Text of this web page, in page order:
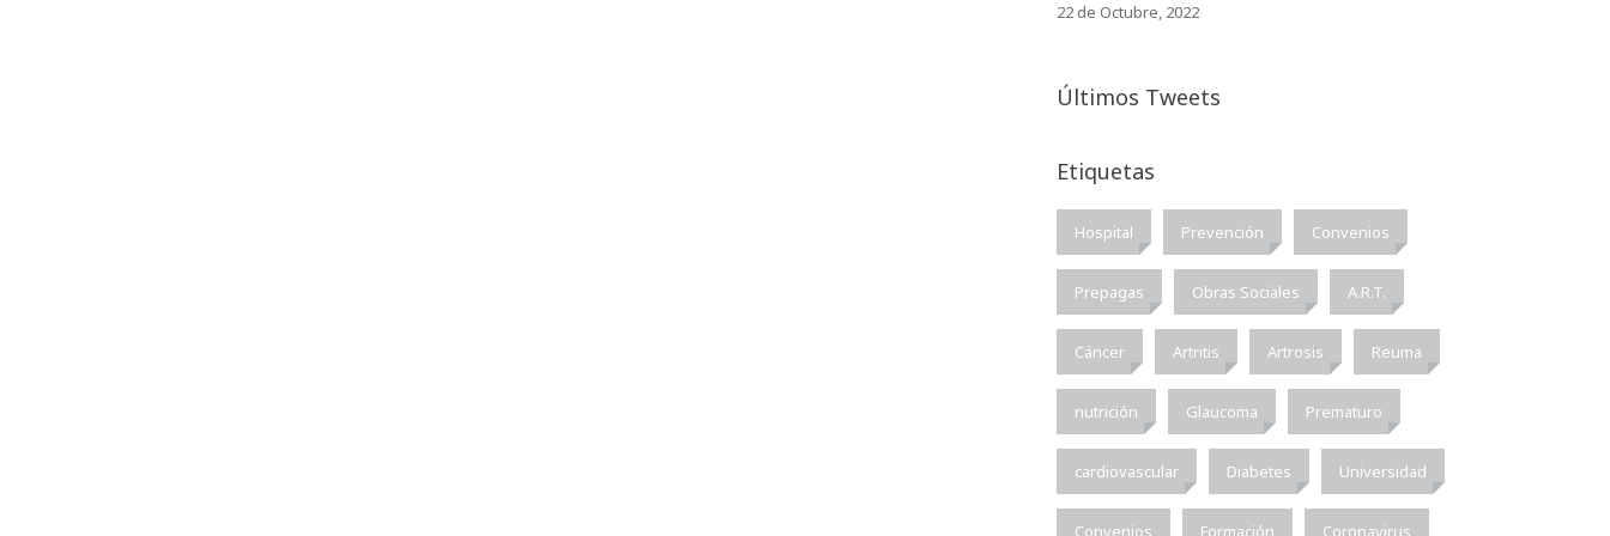
22 de Octubre, 2022
Últimos Tweets
Etiquetas
Hospital Prevención Convenios
Prepagas Obras Sociales A.R.T.
Cáncer Artritis Artrosis Reuma
nutrición Glaucoma Prematuro
cardiovascular Diabetes Universidad
Convenios Formación Coronavirus